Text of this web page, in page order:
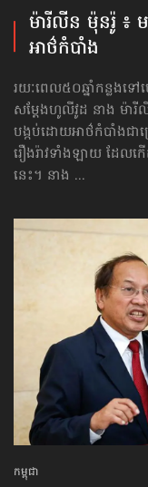
ម៉ារីលីន ម៉ុនរ៉ូ ៖
អាថ៌កំបាំង
រយៈពេល៥០ឆ្នាំកន្លងទ
សម្ដែងហូលីវូដ នាង ម៉ា
បង្កប់ដោយអាថ៌កំបាំងជ
រឿងរ៉ាវទាំងឡាយ ដែល
នេះ។ នាង ...
កម្ពុជា